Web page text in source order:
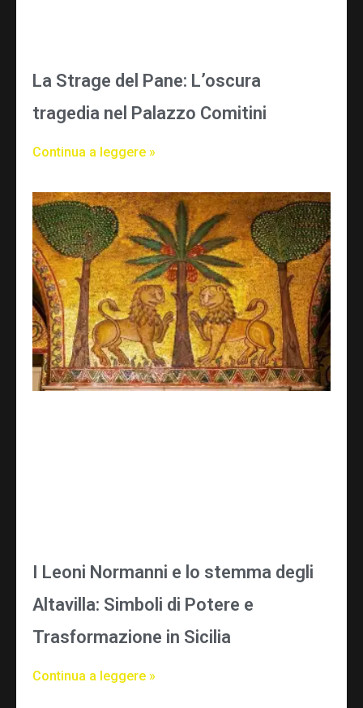
La Strage del Pane: L’oscura
tragedia nel Palazzo Comitini
Continua a leggere »
I Leoni Normanni e lo stemma degli
Altavilla: Simboli di Potere e
Trasformazione in Sicilia
Continua a leggere »